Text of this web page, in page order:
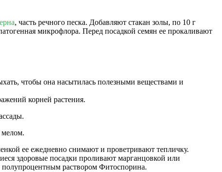
, часть речного песка. Добавляют стакан золы, по 10 г
микрофлора. Перед посадкой семян ее прокаливают
чтобы она насытилась полезными веществами и
корней растения.
мелом.
ее ежедневно снимают и проветривают тепличку.
здоровые посадки проливают марганцовкой или
полупроцентным раствором Фитоспорина.